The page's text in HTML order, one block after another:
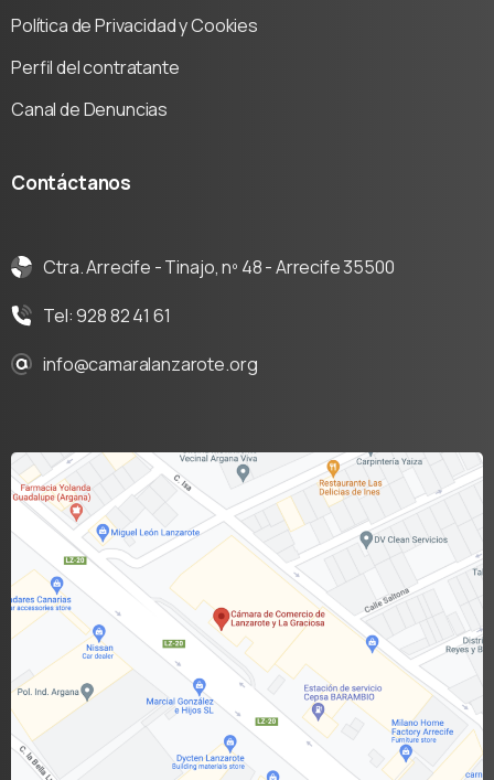
Política de Privacidad y Cookies
Perfil del contratante
Canal de Denuncias
Contáctanos
Ctra. Arrecife - Tinajo, nº 48 - Arrecife 35500
Tel: 928 82 41 61
info@camaralanzarote.org